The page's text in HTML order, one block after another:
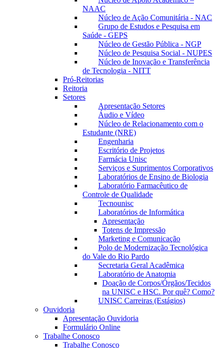
NAAC
Núcleo de Ação Comunitária - NAC
Grupo de Estudos e Pesquisa em
Saúde - GEPS
Núcleo de Gestão Pública - NGP
Núcleo de Pesquisa Social - NUPES
Núcleo de Inovação e Transferência
de Tecnologia - NITT
Pró-Reitorias
Reitoria
Setores
Apresentação Setores
Áudio e Vídeo
Núcleo de Relacionamento com o
Estudante (NRE)
Engenharia
Escritório de Projetos
Farmácia Unisc
Serviços e Suprimentos Corporativos
Laboratórios de Ensino de Biologia
Laboratório Farmacêutico de
Controle de Qualidade
Tecnounisc
Laboratórios de Informática
Apresentação
Totens de Impressão
Marketing e Comunicação
Polo de Modernização Tecnológica
do Vale do Rio Pardo
Secretaria Geral Acadêmica
Laboratório de Anatomia
Doação de Corpos/Órgãos/Tecidos
na UNISC e HSC. Por quê? Como?
UNISC Carreiras (Estágios)
Ouvidoria
Apresentação Ouvidoria
Formulário Online
Trabalhe Conosco
Trabalhe Conosco